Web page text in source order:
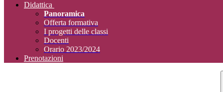
Didattica
Panoramica
Offerta formativa
I progetti delle classi
Docenti
Orario 2023/2024
Prenotazioni